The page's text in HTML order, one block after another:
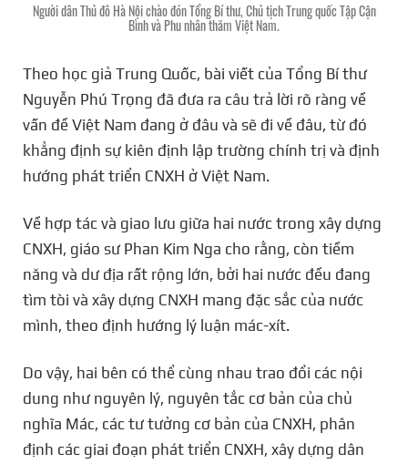
Người dân Thủ đô Hà Nội chào đón Tổng Bí thư, Chủ tịch Trung quốc Tập Cận
Bình và Phu nhân thăm Việt Nam.
Theo học giả Trung Quốc, bài viết của Tổng Bí thư
Nguyễn Phú Trọng đã đưa ra câu trả lời rõ ràng về
vấn đề Việt Nam đang ở đâu và sẽ đi về đâu, từ đó
khẳng định sự kiên định lập trường chính trị và định
hướng phát triển CNXH ở Việt Nam.
Về hợp tác và giao lưu giữa hai nước trong xây dựng
CNXH, giáo sư Phan Kim Nga cho rằng, còn tiềm
năng và dư địa rất rộng lớn, bởi hai nước đều đang
tìm tòi và xây dựng CNXH mang đặc sắc của nước
mình, theo định hướng lý luận mác-xít.
Do vậy, hai bên có thể cùng nhau trao đổi các nội
dung như nguyên lý, nguyên tắc cơ bản của chủ
nghĩa Mác, các tư tưởng cơ bản của CNXH, phân
định các giai đoạn phát triển CNXH, xây dựng dân